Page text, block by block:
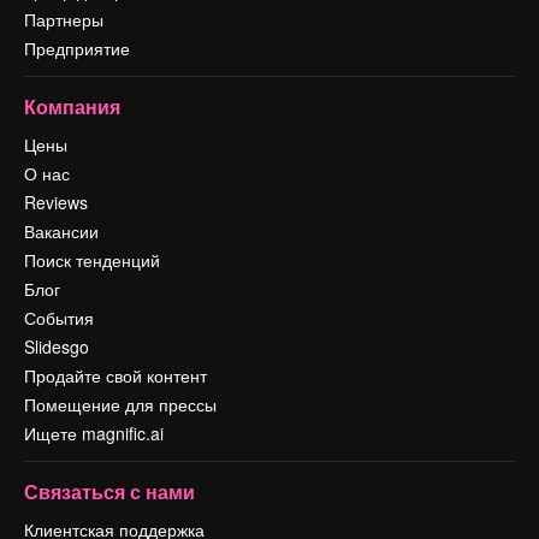
Партнеры
Предприятие
Компания
Цены
О нас
Reviews
Вакансии
Поиск тенденций
Блог
События
Slidesgo
Продайте свой контент
Помещение для прессы
Ищете magnific.ai
Связаться с нами
Клиентская поддержка